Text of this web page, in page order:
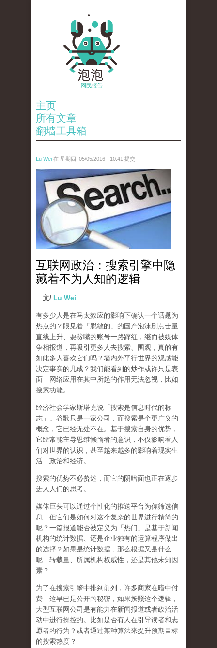
主页
所有文章
翻墙工具箱
Lu Wei 在 星期四, 05/05/2016 - 10:41 提交
wen_tou_tu_3.jpeg
互联网政治：搜索引擎中隐
藏着不为人知的逻辑
文/ Lu Wei
有多少人是在马太效应的影响下确认一个话题为
热点的？眼见着「脱敏的」的国产泡沫剧点击量
直线上升、耍贫嘴的账号一路蹿红，继而被媒体
争相报道，再吸引更多人去搜索、围观，真的有
如此多人喜欢它们吗？墙内外平行世界的观感能
决定事实的几成？我们能看到的炒作或许只是表
面，网络应用在其中所起的作用无法忽视，比如
搜索功能。
经济社会学家斯塔克说「搜索是信息时代的标
志」。谷歌只是一家公司，而搜索是个更广义的
概念，它已经无处不在。基于搜索自身的优势，
它经常能主导思维懒惰者的意识，不仅影响着人
们对世界的认识， 甚至越来越多的影响着现实生
活，政治和经济。
搜索的优势不必赘述，而它的阴暗面也正在逐步
进入人们的思考。
媒体巨头可以通过个性化的推送平台为你筛选信
息，但它们是如何对这个复杂的世界进行精简的
呢？一篇报道能否被定义为「热门」是基于新闻
机构的统计数据、还是企业独有的运算程序做出
的选择？如果是统计数据，那么根据又是什么
呢，转载量、所属机构权威性，还是其他未知因
素？
为了在搜索引擎中排到前列，许多商家在暗中付
费，这早已是公开的秘密，如果按照这个逻辑，
大型互联网公司是有能力在新闻报道或者政治活
动中进行操控的。比如是否有人在引导读者和志
愿者的行为？或者通过某种算法来提升预期目标
的搜索热度？